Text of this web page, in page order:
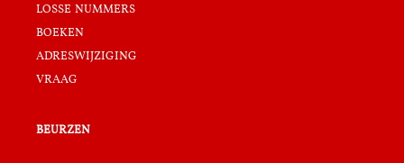
losse nummers
boeken
adreswijziging
vraag
beurzen